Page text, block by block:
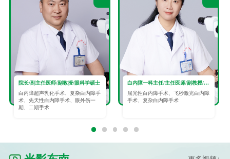
院长/副主任医师/副教授/眼科学硕士
白内障超声乳化手术、复杂白内障手
术、先天性白内障手术、眼外伤一
期、二期手术
白内障一科主任/主任医师/副教授/眼科学硕士
屈光性白内障手术、飞秒激光白内障
手术、复杂白内障手术